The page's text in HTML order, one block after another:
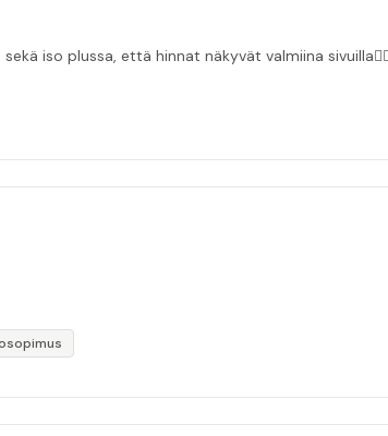
iso plussa, että hinnat näkyvät valmiina